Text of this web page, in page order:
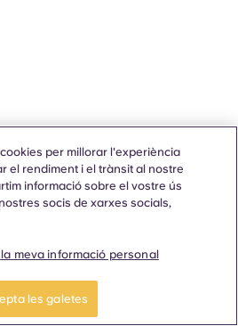
per millorar l'experiència
el rendiment i el trànsit al nostre
informació sobre el vostre ús
socis de xarxes socials,
meva informació personal
les galetes